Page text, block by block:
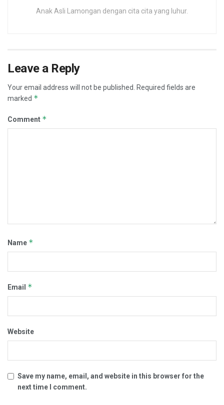
Anak Asli Lamongan dengan cita cita yang luhur.
Leave a Reply
Your email address will not be published.
Required fields are
marked *
Comment *
Name *
Email *
Website
Save my name, email, and website in this browser for the
next time I comment.